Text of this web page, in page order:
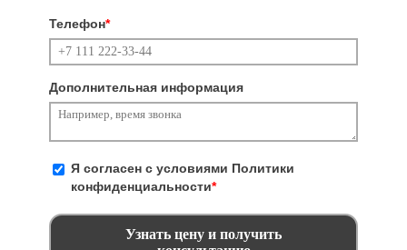
Телефон*
Дополнительная информация
Я согласен с условиями Политики
конфиденциальности*